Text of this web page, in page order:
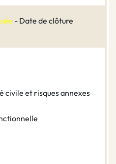
- Date de clôture
civile et risques annexes